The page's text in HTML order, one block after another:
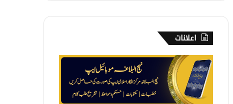
اعلانات